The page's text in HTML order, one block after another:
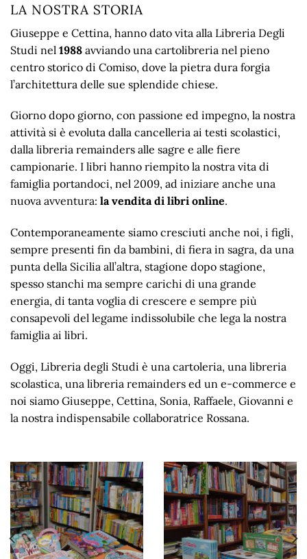
LA NOSTRA STORIA
Giuseppe e Cettina, hanno dato vita alla Libreria Degli
Studi nel 1988 avviando una cartolibreria nel pieno
centro storico di Comiso, dove la pietra dura forgia
l’architettura delle sue splendide chiese.
Giorno dopo giorno, con passione ed impegno, la nostra
attività si è evoluta dalla cancelleria ai testi scolastici,
dalla libreria remainders alle sagre e alle fiere
campionarie. I libri hanno riempito la nostra vita di
famiglia portandoci, nel 2009, ad iniziare anche una
nuova avventura: la vendita di libri online.
Contemporaneamente siamo cresciuti anche noi, i figli,
sempre presenti fin da bambini, di fiera in sagra, da una
punta della Sicilia all’altra, stagione dopo stagione,
spesso stanchi ma sempre carichi di una grande
energia, di tanta voglia di crescere e sempre più
consapevoli del legame indissolubile che lega la nostra
famiglia ai libri.
Oggi, Libreria degli Studi è una cartoleria, una libreria
scolastica, una libreria remainders ed un e-commerce e
noi siamo Giuseppe, Cettina, Sonia, Raffaele, Giovanni e
la nostra indispensabile collaboratrice Rossana.